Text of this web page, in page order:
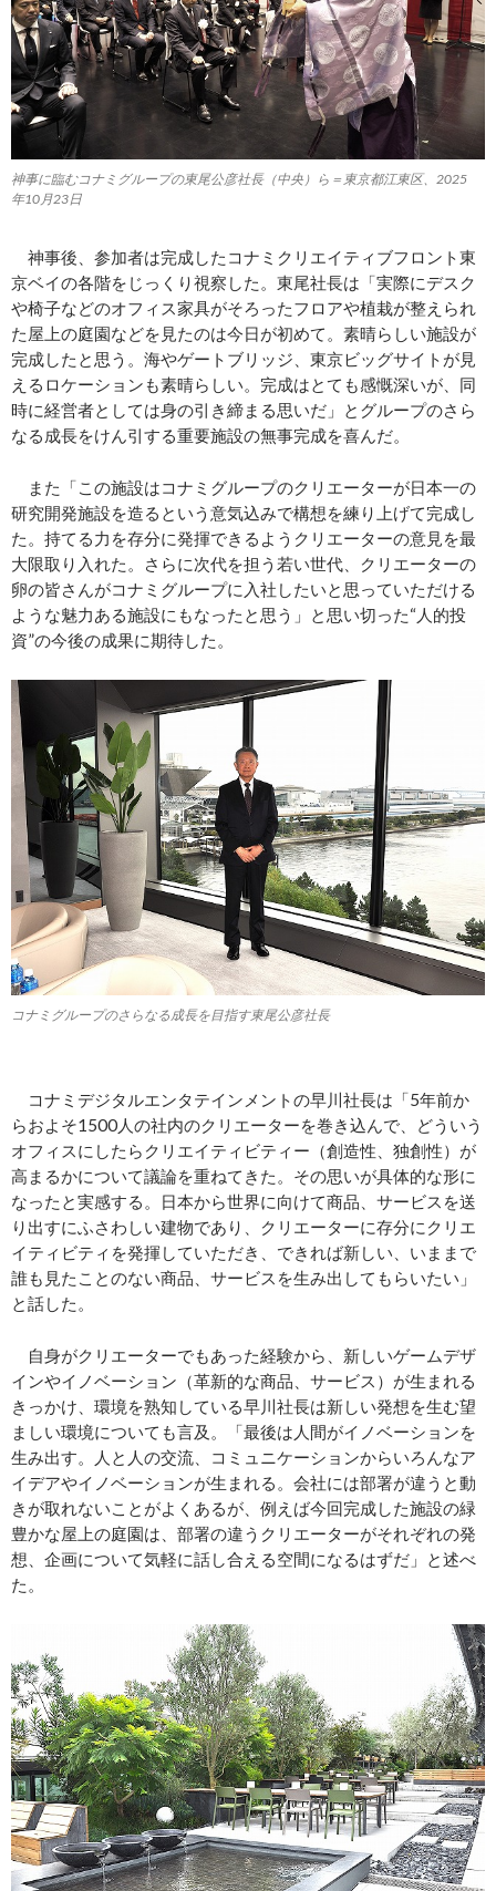
神事に臨むコナミグループの東尾公彦社長（中央）ら＝東京都江東区、2025
年10月23日
神事後、参加者は完成したコナミクリエイティブフロント東
京ベイの各階をじっくり視察した。東尾社長は「実際にデスク
や椅子などのオフィス家具がそろったフロアや植栽が整えられ
た屋上の庭園などを見たのは今日が初めて。素晴らしい施設が
完成したと思う。海やゲートブリッジ、東京ビッグサイトが見
えるロケーションも素晴らしい。完成はとても感慨深いが、同
時に経営者としては身の引き締まる思いだ」とグループのさら
なる成長をけん引する重要施設の無事完成を喜んだ。
また「この施設はコナミグループのクリエーターが日本一の
研究開発施設を造るという意気込みで構想を練り上げて完成し
た。持てる力を存分に発揮できるようクリエーターの意見を最
大限取り入れた。さらに次代を担う若い世代、クリエーターの
卵の皆さんがコナミグループに入社したいと思っていただける
ような魅力ある施設にもなったと思う」と思い切った“人的投
資”の今後の成果に期待した。
コナミグループのさらなる成長を目指す東尾公彦社長
コナミデジタルエンタテインメントの早川社長は「5年前か
らおよそ1500人の社内のクリエーターを巻き込んで、どういう
オフィスにしたらクリエイティビティー（創造性、独創性）が
高まるかについて議論を重ねてきた。その思いが具体的な形に
なったと実感する。日本から世界に向けて商品、サービスを送
り出すにふさわしい建物であり、クリエーターに存分にクリエ
イティビティを発揮していただき、できれば新しい、いままで
誰も見たことのない商品、サービスを生み出してもらいたい」
と話した。
自身がクリエーターでもあった経験から、新しいゲームデザ
インやイノベーション（革新的な商品、サービス）が生まれる
きっかけ、環境を熟知している早川社長は新しい発想を生む望
ましい環境についても言及。「最後は人間がイノベーションを
生み出す。人と人の交流、コミュニケーションからいろんなア
イデアやイノベーションが生まれる。会社には部署が違うと動
きが取れないことがよくあるが、例えば今回完成した施設の緑
豊かな屋上の庭園は、部署の違うクリエーターがそれぞれの発
想、企画について気軽に話し合える空間になるはずだ」と述べ
た。